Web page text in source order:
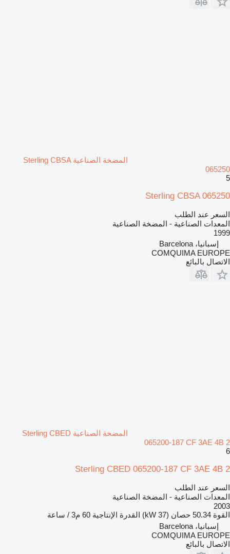
المضخة الصناعية Sterling CBSA
065250
5
Sterling CBSA 065250
السعر عند الطلب
المعدات الصناعية - المضخة الصناعية
1999
إسبانيا، Barcelona
COMQUIMA EUROPE
الاتصال بالبائع
المضخة الصناعية Sterling CBED
065200-187 CF 3AE 4B 2
6
Sterling CBED 065200-187 CF 3AE 4B 2
السعر عند الطلب
المعدات الصناعية - المضخة الصناعية
2003
القوة 50.34 حصان (37 kW) القدرة الإنتاجية 60 م3 / ساعة
إسبانيا، Barcelona
COMQUIMA EUROPE
الاتصال بالبائع